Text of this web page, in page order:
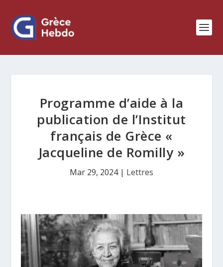
Programme d’aide à la
publication de l’Institut
français de Grèce «
Jacqueline de Romilly »
Mar 29, 2024| Lettres